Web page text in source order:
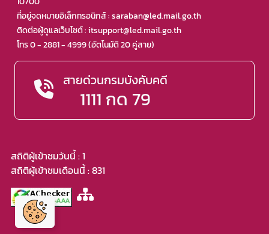
ที่อยู่จดหมายอิเล็กทรอนิกส์ : saraban@led.mail.go.th
ติดต่อผู้ดูแลเว็บไซต์ : itsupport@led.mail.go.th
โทร 0 - 2881 - 4999 (อัตโนมัติ 20 คู่สาย)
สายด่วนกรมบังคับคดี
1111 กด 79
สถิติผู้เข้าชมวันนี้ : 1
สถิติผู้เข้าชมเดือนนี้ : 831